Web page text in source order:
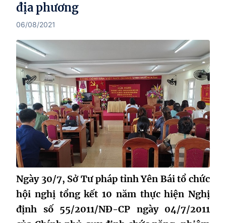
địa phương
06/08/2021
Ngày 30/7, Sở Tư pháp tỉnh Yên Bái tổ chức
hội nghị tổng kết 10 năm thực hiện Nghị
định số 55/2011/NĐ-CP ngày 04/7/2011